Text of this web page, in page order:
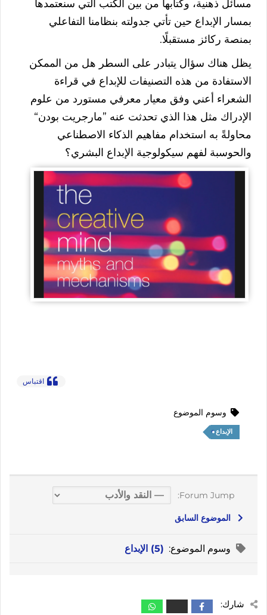
مسائل ذهنية، وكتابها من بين الكتب التي سنعتمدها
بمسار الإبداع حين تأتي جدولته بنظامنا التفاعلي
بمنصة ركائز مستقبلًا.
يظل هناك سؤال يتبادر على السطر هل من الممكن
الاستفادة من هذه التصنيفات للإبداع في قراءة
الشعراء أعني وفق معيار معرفي مستورد من علوم
الإدراك مثل هذا الذي تحدثت عنه ”مارجريت بودن“
محاولةً به استخدام مفاهيم الذكاء الاصطناعي
والحوسبة لفهم سيكولوجية الإبداع البشري؟
اقتباس
وسوم الموضوع
الإبداع
Forum Jump:
الموضوع السابق
وسوم الموضوع: (5) الإبداع
شارك: